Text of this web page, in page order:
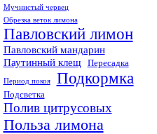
Мучнистый червец
Обрезка веток лимона
Павловский лимон
Павловский мандарин
Паутинный клещ
Пересадка
Период покоя Подкормка
Подсветка
Полив цитрусовых
Польза лимона